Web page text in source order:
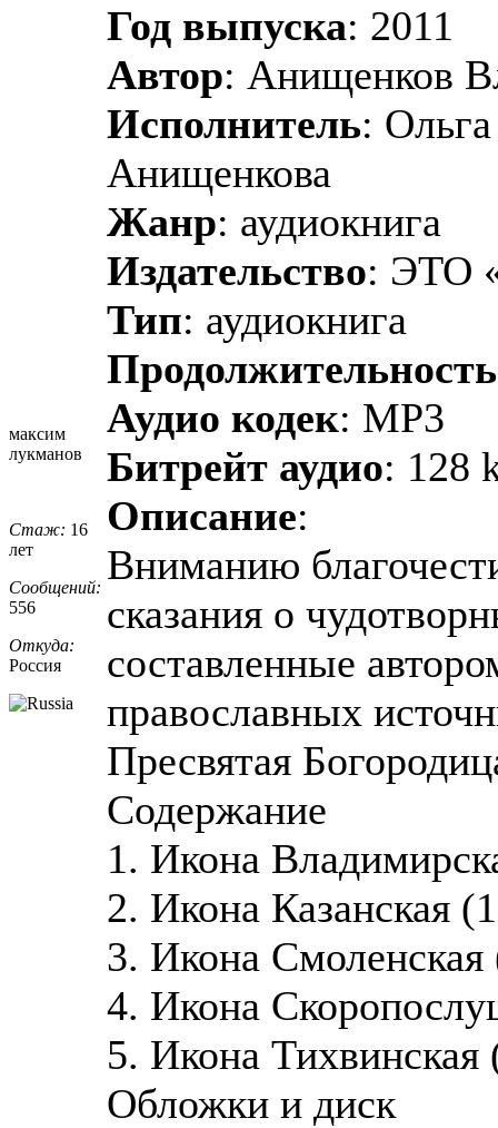
максим
лукманов
Стаж: 16
лет
Сообщений:
556
Откуда:
Россия
Год выпуска: 2011
Автор: Анищенков
Исполнитель:
Анищенкова
Жанр: аудиокнига
Издательство: ЭТО
Тип: аудиокнига
Продолжительность
Аудио кодек: MP3
Битрейт аудио: 128
Описание:
Вниманию
сказания о
составленные
православных
Пресвятая
Содержание
1. Икона
2. Икона Казанская
3. Икона Смоленская
4. Икона
5. Икона Тихвинская
Обложки и диск